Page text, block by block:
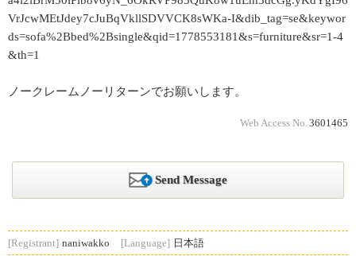
VrJcwMEtJdey7cJuBqVkllSDVVCK8sWKa-I&dib_tag=se&keywor
ds=sofa%2Bbed%2Bsingle&qid=1778553181&s=furniture&sr=1-4
&th=1
ノークレームノーリターンでお願いします。
Web Access No. 3601465
Send Message
[Registrant] naniwakko [Language] 日本語